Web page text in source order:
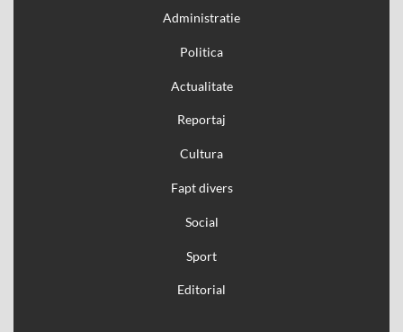
Administratie
Politica
Actualitate
Reportaj
Cultura
Fapt divers
Social
Sport
Editorial